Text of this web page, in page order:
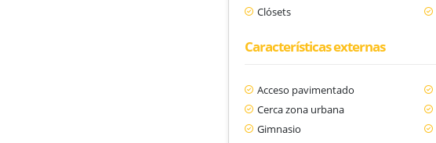
Clósets
Características externas
Acceso pavimentado
Cerca zona urbana
Gimnasio